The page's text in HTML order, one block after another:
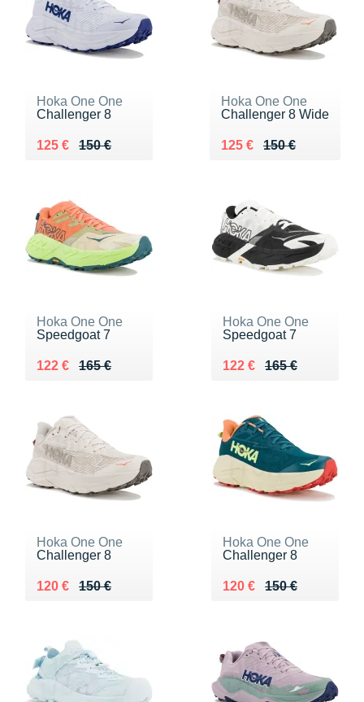
Hoka One One
Challenger 8
150 €
Au lieu de 150 €
125 €
Vendu 125 €
Hoka One One
Challenger 8 Wide
150 €
Au lieu de 150 €
125 €
Vendu 125 €
Hoka One One
Speedgoat 7
165 €
Au lieu de 165 €
122 €
Vendu 122 €
Hoka One One
Speedgoat 7
165 €
Au lieu de 165 €
122 €
Vendu 122 €
Hoka One One
Challenger 8
150 €
Au lieu de 150 €
120 €
Vendu 120 €
Hoka One One
Challenger 8
150 €
Au lieu de 150 €
120 €
Vendu 120 €